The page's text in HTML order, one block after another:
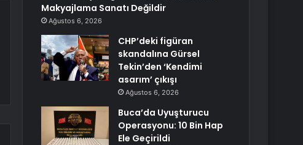
Makyajlama Sanatı Değildir
Ağustos 6, 2026
CHP’deki figüran
skandalına Gürsel
Tekin’den ‘Kendimi
asarım’ çıkışı
Ağustos 6, 2026
Buca’da Uyuşturucu
Operasyonu: 10 Bin Hap
Ele Geçirildi